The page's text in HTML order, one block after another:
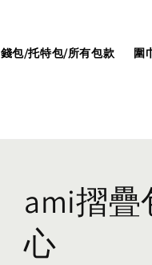
錢包/托特包/所有包款 圍
ami摺疊
心